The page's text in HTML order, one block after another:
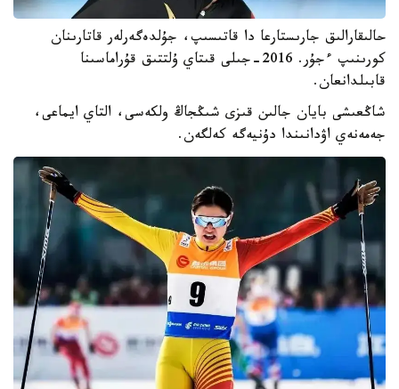
حالىقارالىق جارىستارعا دا قاتىسىپ، جۇلدەگەرلەر قاتارىنان
كورىنىپ ءجۇر. 2016-جىلى قىتاي ۇلتتىق قۇراماسىنا
قابىلدانعان.
شاڭعىشى بايان جالىن قىزى شىڭجاڭ ولكەسى، التاي ايماعى،
جەمەنەي اۋدانىندا دۇنيەگە كەلگەن.